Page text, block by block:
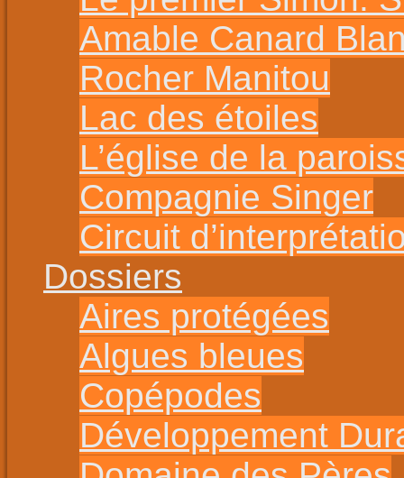
Amable Canard
Rocher Manitou
Lac des étoiles
L’église de la
Compagnie Singer
Circuit
Dossiers
Aires protégées
Algues bleues
Copépodes
Développement